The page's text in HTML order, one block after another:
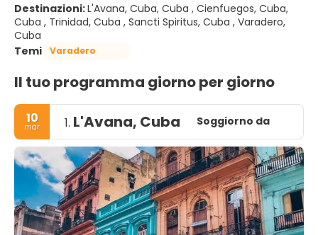
Destinazioni:L'Avana, Cuba, Cuba , Cienfuegos, Cuba,
Cuba , Trinidad, Cuba , Sancti Spiritus, Cuba , Varadero,
Cuba
Temi
Varadero
Il tuo programma giorno per giorno
10
mar 1. L'Avana, Cuba Soggiorno da